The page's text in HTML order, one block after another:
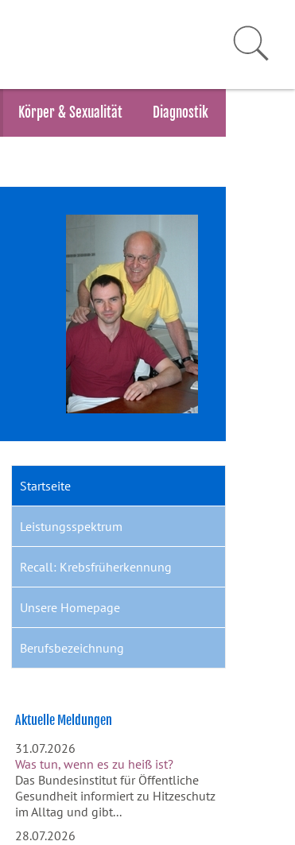
Körper & Sexualität Diagnostik
Startseite
Leistungsspektrum
Recall: Krebsfrüherkennung
Unsere Homepage
Berufsbezeichnung
🔍
+
−
Aktuelle Meldungen
31.07.2026
Was tun, wenn es zu heiß ist?
Das Bundesinstitut für Öffentliche
Gesundheit informiert zu Hitzeschutz
im Alltag und gibt...
28.07.2026